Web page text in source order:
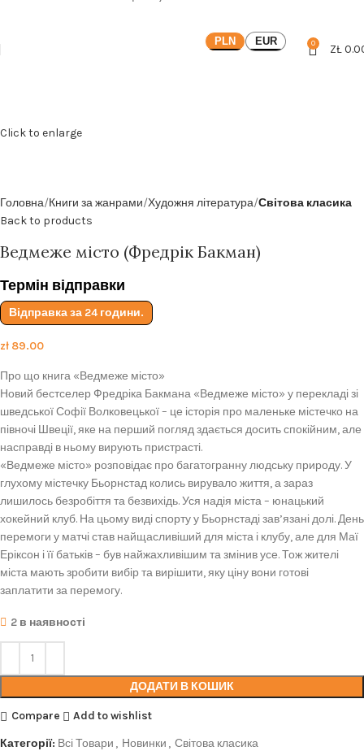
PLN EUR 0 ZŁ
Click to enlarge
Головна Книги за жанрами Художня література Світова класика
Back to products
Ведмеже місто (Фредрік Бакман)
Термін відправки
Відправка за 24 години.
zł 89.00
Про що книга «Ведмеже місто»
Новий бестселер Фредріка Бакмана «Ведмеже місто» у перекладі зі
шведської Софії Волковецької – це історія про маленьке містечко на
півночі Швеції, яке на перший погляд здається досить спокійним, але
насправді в ньому вирують пристрасті.
«Ведмеже місто» розповідає про багатогранну людську природу. У
глухому містечку Бьорнстад колись вирувало життя, а зараз
лишилось безробіття та безвихідь. Уся надія міста – юнацький
хокейний клуб. На цьому виді спорту у Бьорнстаді зав’язані долі. День
перемоги у матчі став найщасливіший для міста і клубу, але для Маї
Еріксон і її батьків – був найжахливішим та змінив усе. Тож жителі
міста мають зробити вибір та вирішити, яку ціну вони готові
заплатити за перемогу.
2 в наявності
ДОДАТИ В КОШИК
Compare
Add to wishlist
Категорії: Всі Товари , Новинки , Світова класика